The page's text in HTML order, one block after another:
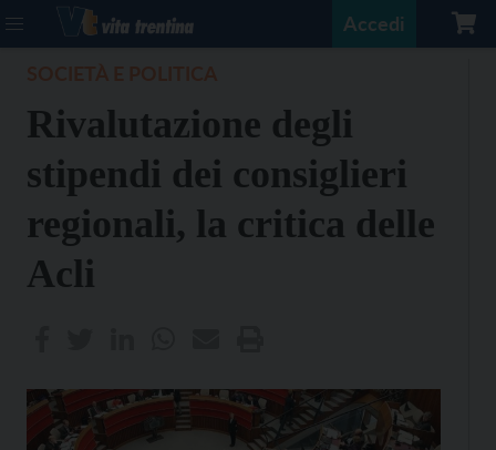
Accedi
Rivalutazione degli
stipendi dei consiglieri
regionali, la critica delle
Acli